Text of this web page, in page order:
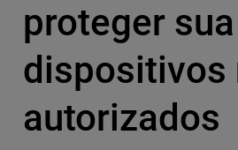
proteger
dispositivos
autorizados